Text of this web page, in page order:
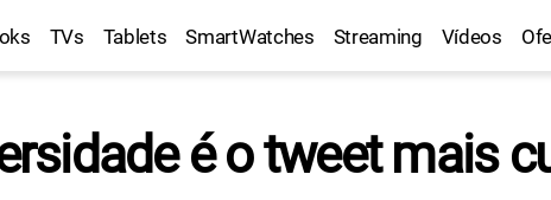
TVs Tablets SmartWatches Streaming Vídeos
é o tweet mais